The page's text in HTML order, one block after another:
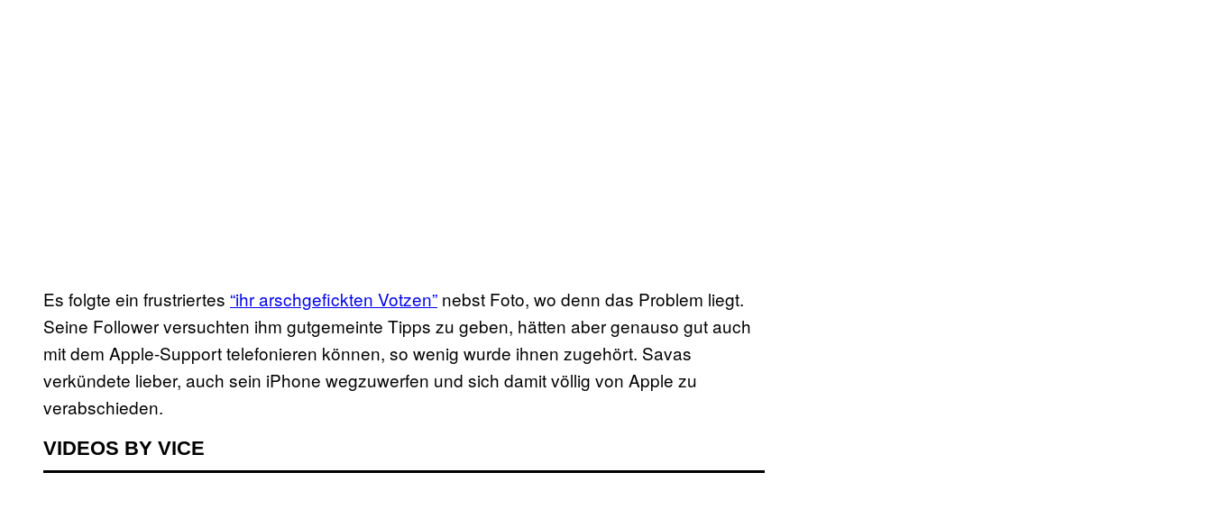
Es folgte ein frustriertes “ihr arschgefickten Votzen” nebst Foto, wo denn das Problem liegt.
Seine Follower versuchten ihm gutgemeinte Tipps zu geben, hätten aber genauso gut auch
mit dem Apple-Support telefonieren können, so wenig wurde ihnen zugehört. Savas
verkündete lieber, auch sein iPhone wegzuwerfen und sich damit völlig von Apple zu
verabschieden.
VIDEOS BY VICE